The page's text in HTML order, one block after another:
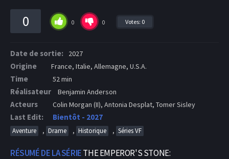
0 0 0 Votes: 0
Date de sortie: 2027
Origine France, Italie, Allemagne, U.S.A.
Time 52 min
Réalisateur Benjamin Anderson
Acteurs Colin Morgan (II), Antonia Desplat, Tomer Sisley
Last Edit: Bientôt - 2027
Aventure , Drame , Historique , Séries VF
RÉSUMÉ DE LA SÉRIETHE EMPEROR'S STONE: